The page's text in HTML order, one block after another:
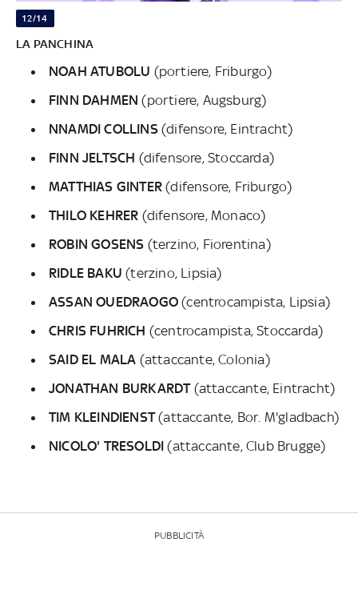
12/14
LA PANCHINA
NOAH ATUBOLU (portiere, Friburgo)
FINN DAHMEN (portiere, Augsburg)
NNAMDI COLLINS(difensore, Eintracht)
FINN JELTSCH (difensore, Stoccarda)
MATTHIAS GINTER (difensore, Friburgo)
THILO KEHRER (difensore, Monaco)
ROBIN GOSENS (terzino, Fiorentina)
RIDLE BAKU (terzino, Lipsia)
ASSAN OUEDRAOGO (centrocampista, Lipsia)
CHRIS FUHRICH (centrocampista, Stoccarda)
SAID EL MALA (attaccante, Colonia)
JONATHAN BURKARDT(attaccante, Eintracht)
TIM KLEINDIENST(attaccante, Bor. M'gladbach)
NICOLO' TRESOLDI (attaccante, Club Brugge)
PUBBLICITÀ